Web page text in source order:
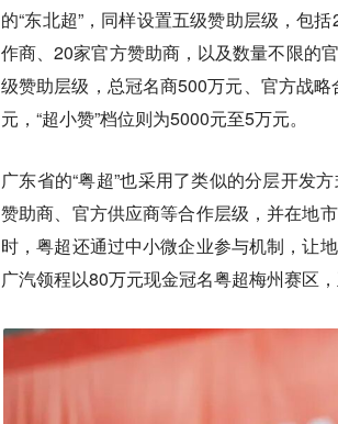
的“东北超”，同样设置五级赞助层级，包
作商、20家官方赞助商，以及数量不限的
级赞助层级，总冠名商500万元、官方战
元，“超小赞”档位则为5000元至5万元。
广东省的“粤超”也采用了类似的分层开发
赞助商、官方供应商等合作层级，并在地
时，粤超还通过中小微企业参与机制，让
广汽领程以80万元现金冠名粤超梅州赛区